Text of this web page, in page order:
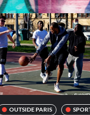
OUTSIDE PARIS